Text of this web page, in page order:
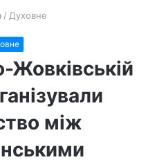
/ Духовне
Жовківській
між